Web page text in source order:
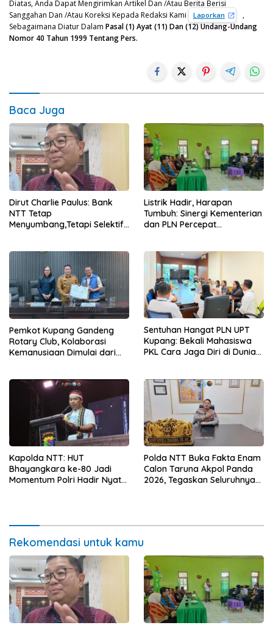
Diatas, Anda Dapat Mengirimkan Artikel Dan /Atau Berita Berisi
Sanggahan Dan /Atau Koreksi Kepada Redaksi Kami
Laporkan
,
Sebagaimana Diatur Dalam Pasal (1) Ayat (11) Dan (12) Undang-Undang
Nomor 40 Tahun 1999 Tentang Pers.
Baca Juga
Dirut Charlie Paulus: Bank
NTT Tetap
Menyumbang,Tetapi Selektif
Listrik Hadir, Harapan
Tumbuh: Sinergi Kementerian
dan PLN Percepat
Pemkot Kupang Gandeng
Rotary Club, Kolaborasi
Kemanusiaan Dimulai dari
Sentuhan Hangat PLN UPT
Kupang: Bekali Mahasiswa
PKL Cara Jaga Diri di Dunia
Kapolda NTT: HUT
Bhayangkara ke-80 Jadi
Momentum Polri Hadir Nyata
Polda NTT Buka Fakta Enam
Calon Taruna Akpol Panda
2026, Tegaskan Seluruhnya
Rekomendasi untuk kamu